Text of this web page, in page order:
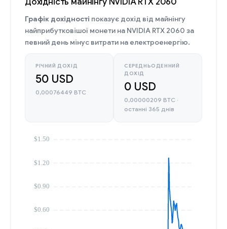
Графік дохідності показує дохід від майнінгу
найприбутковішої монети на NVIDIA RTX 2060 за
певний день мінус витрати на електроенергію.
РІЧНИЙ ДОХІД
50 USD
0,00076449 BTC
СЕРЕДНЬОДЕННИЙ
ДОХІД
0 USD
0,00000209 BTC ·
останні 365 днів